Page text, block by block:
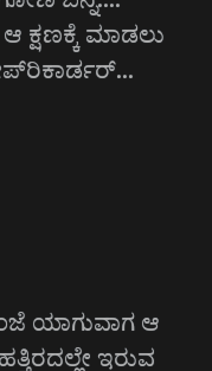
ಕ್ಷಣಕ್ಕೆ ಮಾಡಲು
ಯಾಗುವಾಗ ಆ
ಇರುವ